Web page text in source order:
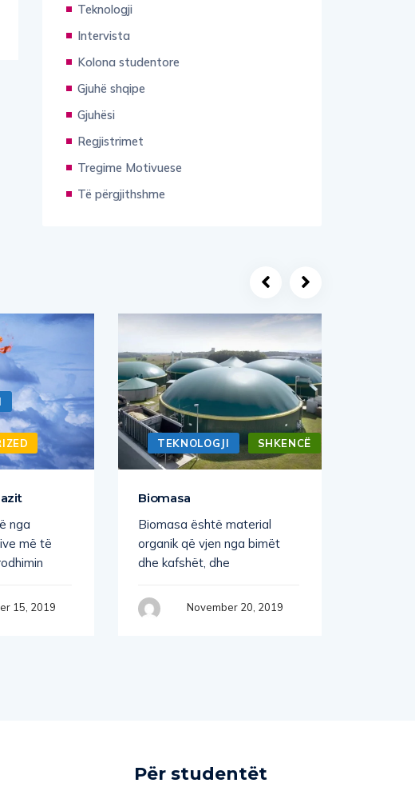
Teknologji
Intervista
Kolona studentore
Gjuhë shqipe
Gjuhësi
Regjistrimet
Tregime Motivuese
Të përgjithshme
nga
më të
15, 2019
TEKNOLOGJI SHKENCË
Biomasa
Biomasa është material
organik që vjen nga bimët
dhe kafshët, dhe
November 20, 2019
Për studentët